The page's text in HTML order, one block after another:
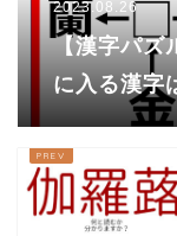
2023.08.26
【漢字パ
に入る漢字